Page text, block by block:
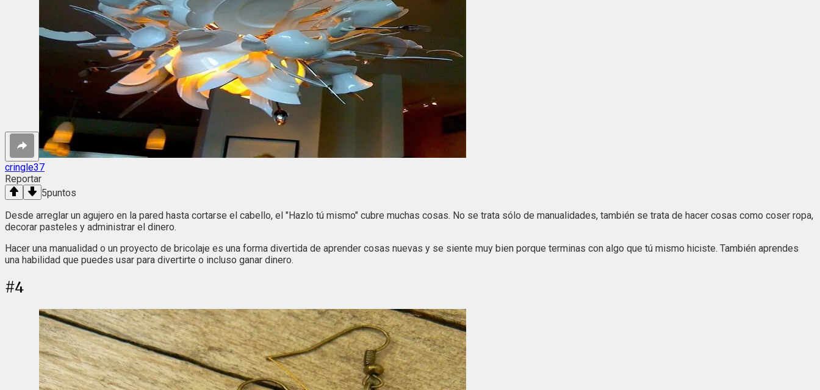
cringle37
Reportar
5puntos
Desde arreglar un agujero en la pared hasta cortarse el cabello, el "Hazlo tú mismo" cubre muchas cosas. No se trata sólo de manualidades, también se trata de hacer cosas como coser ropa,
decorar pasteles y administrar el dinero.
Hacer una manualidad o un proyecto de bricolaje es una forma divertida de aprender cosas nuevas y se siente muy bien porque terminas con algo que tú mismo hiciste. También aprendes
una habilidad que puedes usar para divertirte o incluso ganar dinero.
#4